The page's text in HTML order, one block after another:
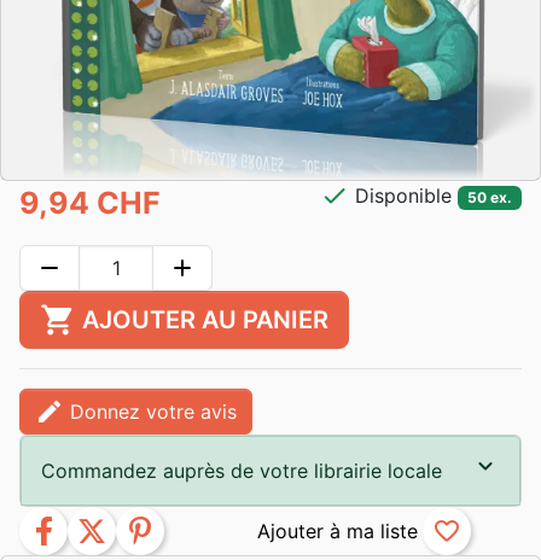
9,94 CHF check Disponible 50 ex.
remove add
shopping_cart AJOUTER AU PANIER
edit Donnez votre avis
Commandez auprès de votre librairie locale
facebook twitter pinterest favorite_border